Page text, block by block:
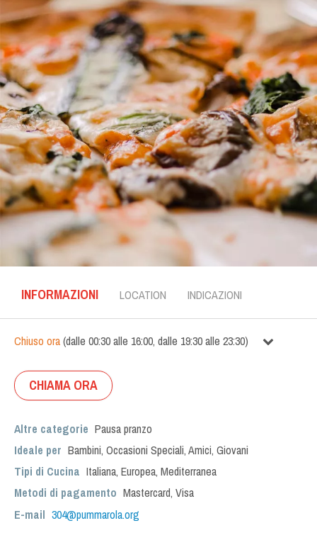
INFORMAZIONI LOCATION INDICAZIONI
Chiuso ora(dalle 00:30alle 16:00, dalle 19:30alle 23:30)
CHIAMA ORA
Altre categorie Pausa pranzo
Ideale per Bambini, Occasioni Speciali,Amici, Giovani
Tipi di Cucina Italiana, Europea, Mediterranea
Metodi di pagamento Mastercard, Visa
E-mail 304@pummarola.org